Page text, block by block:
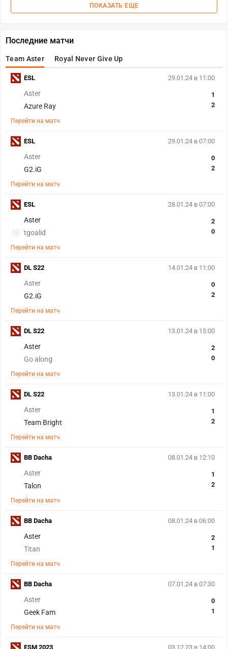
ПОКАЗАТЬ ЕЩЕ
Последние матчи
Team Aster Royal Never Give Up
29.01.24 в 11:00
Aster
Azure Ray
1
2
Перейти на матч
ESL
29.01.24 в 07:00
Aster
G2.iG
0
2
Перейти на матч
ESL
28.01.24 в 07:00
Aster
tgoalid
2
0
Перейти на матч
ESL
14.01.24 в 11:00
Aster
G2.iG
0
2
Перейти на матч
DL S22
13.01.24 в 15:00
Aster
Go along
2
0
Перейти на матч
DL S22
13.01.24 в 11:00
Aster
Team Bright
1
2
Перейти на матч
DL S22
08.01.24 в 12:10
Aster
Talon
1
2
Перейти на матч
BB Dacha
08.01.24 в 06:00
Aster
Titan
2
1
Перейти на матч
BB Dacha
07.01.24 в 07:30
Aster
Geek Fam
0
1
Перейти на матч
BB Dacha
03.12.23 в 14:00
ESM 2023